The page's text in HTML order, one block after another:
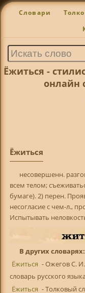
Словари
Ёжиться -
онлайн
Ёжиться
несовершенн.
всем телом;
бумаге). 2) перен.
несогласие с чем-л.,
Испытывать
В других словарях:
Ёжиться - Ожегов С.
словарь русского
Ёжиться - Толковый